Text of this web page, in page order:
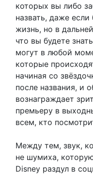
которых вы либо
назвать, даже
жизнь, но в
что вы будете
могут в любой
которые
начиная со
после названия, и
вознаграждает
премьеру в
всем, кто
Между тем, звук,
не шумиха,
Disney раздул в